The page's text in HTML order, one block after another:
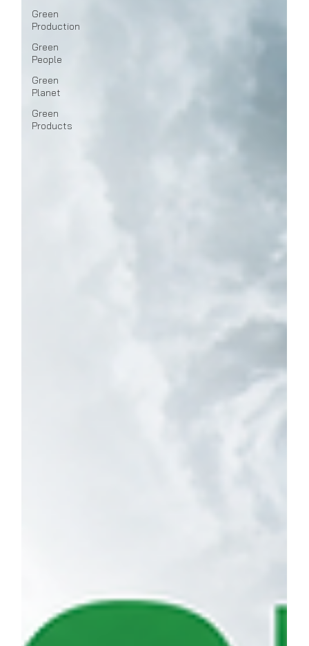
Green
Production
Green
People
Green
Planet
Green
Products